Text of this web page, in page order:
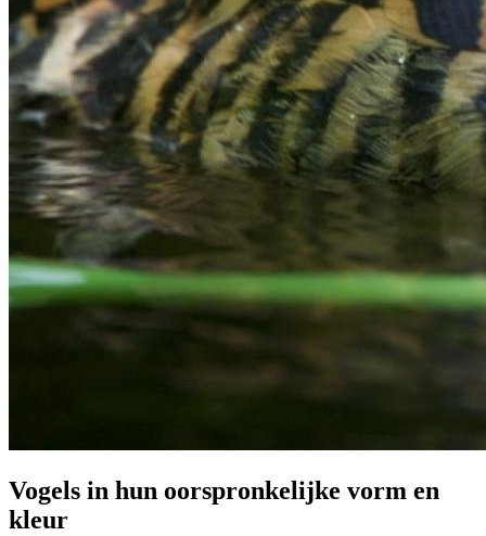
Vogels in hun oorspronkelijke vorm en
kleur